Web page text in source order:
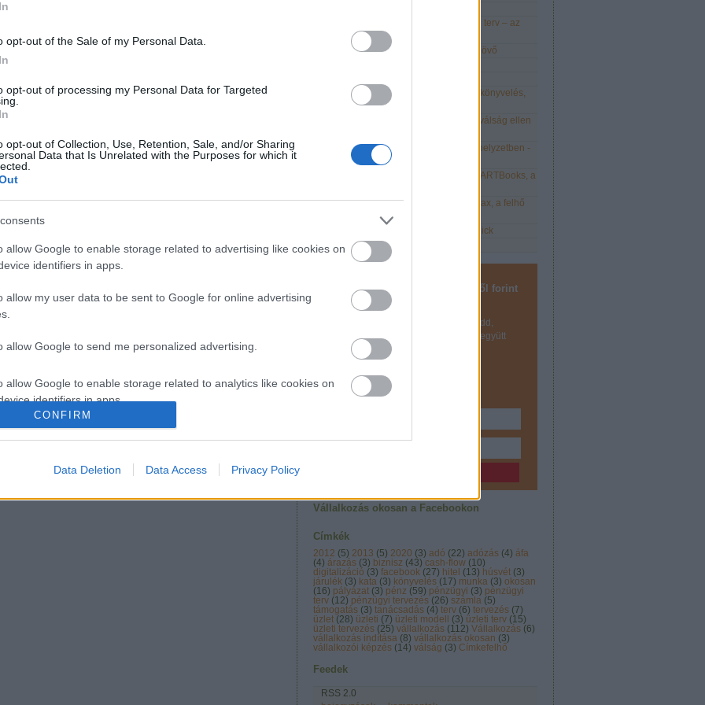
opt-out of the Sale of my Personal Data.
opt-out of processing my Personal Data for Targeted
opt-out of Collection, Use, Retention, Sale, and/or Sharing
Data that Is Unrelated with the Purposes for which it
allow Google to enable storage related to advertising like cookies on
identifiers in apps.
allow my user data to be sent to Google for online advertising
allow Google to send me personalized advertising.
allow Google to enable storage related to analytics like cookies on
identifiers in apps.
allow Google to enable storage related to functionality of the website
allow Google to enable storage related to security, including
functionality and fraud prevention, and other user protection.
CONFIRM
Data Deletion Data Access Privacy Policy
Üzleti modell, üzleti stratégia és üzleti terv – az
Vállalkozás 3.0 - a digitális cégeké a jövő
Így értelmezd vállalkozásod EKG-ját: könyvelés,
pénzügy és kontrolling
Az egyre népszerűbb üzleti modell a válság ellen
Így tartsd meg a jó munkaerőt válsághelyzetben -
esettanulmány
Digitális vállalkozás megoldások: SMARTBooks, a
Digitális vállalkozás megoldások: Relax, a felhő
alapú kényelmes könyvelőprogram
Digitális vállalkozás megoldások - Quick
Tovább...
Igen, szeretném, hogy ötletemből forint
Iratkozz fel hírlevelünkre, hogy megtudd,
hogyan! Tervezzük, és csináljuk meg együtt
üzletedet!
Vállalkozásodról írok érthetően és
szórakoztatóan.
Vállalkozás okosan a Facebookon
Címkék
2012 (5) 2013 (5) 2020 (3) adó (22) adózás (4) áfa
(4) árazás (3) biznisz (43) cash-flow (10)
digitalizáció (3) facebook (27) hitel (13) húsvét (3)
járulék (3) kata (3) könyvelés (17) munka (3) okosan
(16) pályázat (3) pénz (59) pénzügyi (3) pénzügyi
terv (12) pénzügyi tervezés (26) számla (5)
támogatás (3) tanácsadás (4) terv (6) tervezés (7)
üzlet (28) üzleti (7) üzleti modell (3) üzleti terv (15)
üzleti tervezés (25) vállalkozás (112) Vállalkozás (6)
vállalkozás indítása (8) vállalkozás okosan (3)
vállalkozói képzés (14) válság (3) Címkefelhő
Feedek
RSS 2.0